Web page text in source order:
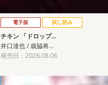
電子版 試し読み
チキン 「ドロップ…
井口達也 / 歳脇将…
発売日：2026.08.06